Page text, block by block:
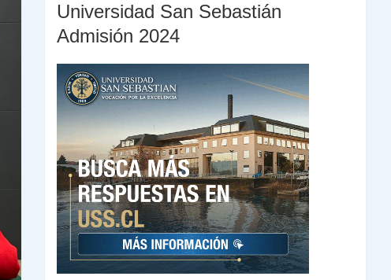
Universidad San Sebastián
Admisión 2024